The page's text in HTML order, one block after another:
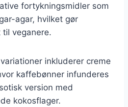
fortykningsmidler som
agar, hvilket gør
veganere.
inkluderer creme
kaffebønner infunderes
version med
kokosflager.